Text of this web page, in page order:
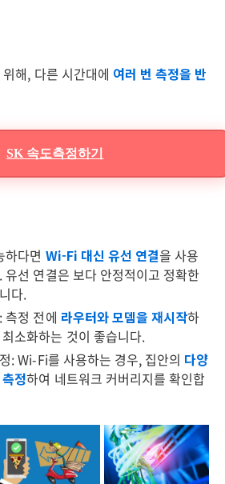
해, 다른 시간대에 여러 번 측정을 반
SK 속도측정하기
하다면 Wi-Fi 대신 유선 연결을 사용
선 연결은 보다 안정적이고 정확한
다.
측정 전에 라우터와 모뎀을 재시작하
소화하는 것이 좋습니다.
: Wi-Fi를 사용하는 경우, 집안의 다양
정하여 네트워크 커버리지를 확인합